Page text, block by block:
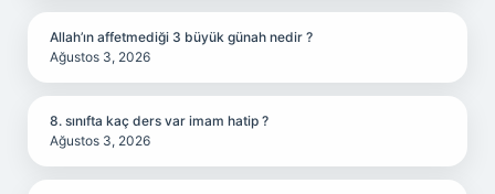
Allah’ın affetmediği 3 büyük günah nedir ?
Ağustos 3, 2026
8. sınıfta kaç ders var imam hatip ?
Ağustos 3, 2026